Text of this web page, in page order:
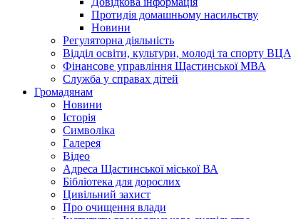
Протидія домашньому насильству
Новини
Регуляторна діяльність
Відділ освіти, культури, молоді та спорту ВЦА
Фінансове управління Щастинської МВА
Служба у справах дітей
Громадянам
Новини
Історія
Символіка
Галерея
Відео
Адреса Щастинської міської ВА
Бібліотека для дорослих
Цивільний захист
Про очищення влади